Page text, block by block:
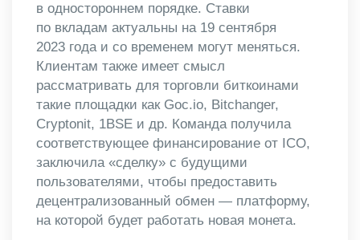
в одностороннем порядке. Ставки
по вкладам актуальны на 19 сентября
2023 года и со временем могут меняться.
Клиентам также имеет смысл
рассматривать для торговли биткоинами
такие площадки как Goc.io, Bitchanger,
Cryptonit, 1BSE и др. Команда получила
соответствующее финансирование от ICO,
заключила «сделку» с будущими
пользователями, чтобы предоставить
децентрализованный обмен — платформу,
на которой будет работать новая монета.